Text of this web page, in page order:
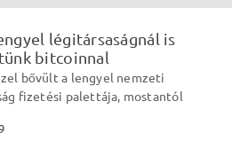
légitársaságnál is
bitcoinnal
bővült a lengyel nemzeti
fizetési palettája, mostantól